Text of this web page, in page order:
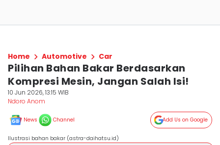
Home Automotive Car
Pilihan Bahan Bakar Berdasarkan
Kompresi Mesin, Jangan Salah Isi!
10 Jun 2026, 13:15 WIB
Ndoro Anom
News Channel Add Us on Google
Ilustrasi bahan bakar (astra-daihatsu.id)